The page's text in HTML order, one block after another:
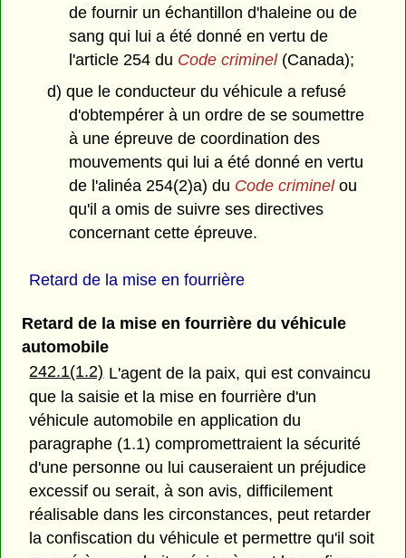
de fournir un échantillon d'haleine ou de
sang qui lui a été donné en vertu de
l'article 254 du Code criminel(Canada);
d) que le conducteur du véhicule a refusé
d'obtempérer à un ordre de se soumettre
à une épreuve de coordination des
mouvements qui lui a été donné en vertu
de l'alinéa 254(2)a) du Code criminelou
qu'il a omis de suivre ses directives
concernant cette épreuve.
Retard de la mise en fourrière
Retard de la mise en fourrière du véhicule
automobile
242.1(1.2) L'agent de la paix, qui est convaincu
que la saisie et la mise en fourrière d'un
véhicule automobile en application du
paragraphe (1.1) compromettraient la sécurité
d'une personne ou lui causeraient un préjudice
excessif ou serait, à son avis, difficilement
réalisable dans les circonstances, peut retarder
la confiscation du véhicule et permettre qu'il soit